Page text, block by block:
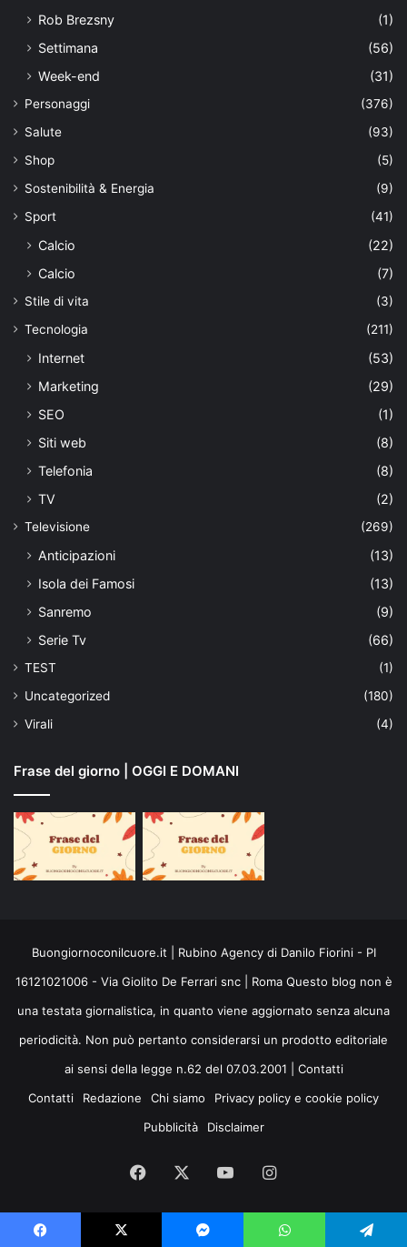
Rob Brezsny
(1)
Settimana
(56)
Week-end
(31)
Personaggi
(376)
Salute
(93)
Shop
(5)
Sostenibilità & Energia
(9)
Sport
(41)
Calcio
(22)
Calcio
(7)
Stile di vita
(3)
Tecnologia
(211)
Internet
(53)
Marketing
(29)
SEO
(1)
Siti web
(8)
Telefonia
(8)
TV
(2)
Televisione (269)
Anticipazioni
(13)
Isola dei Famosi
(13)
Sanremo
(9)
Serie Tv
(66)
TEST
(1)
Uncategorized
(180)
Virali
(4)
Frase del giorno | OGGI E DOMANI
Buongiornoconilcuore.it | Rubino Agency di Danilo Fiorini - PI
16121021006 - Via Giolito De Ferrari snc | Roma Questo blog non è
una testata giornalistica, in quanto viene aggiornato senza alcuna
periodicità. Non può pertanto considerarsi un prodotto editoriale
ai sensi della legge n.62 del 07.03.2001 | Contatti
Contatti
Redazione Chi siamo
Privacy policy e cookie policy
Pubblicità
Disclaimer